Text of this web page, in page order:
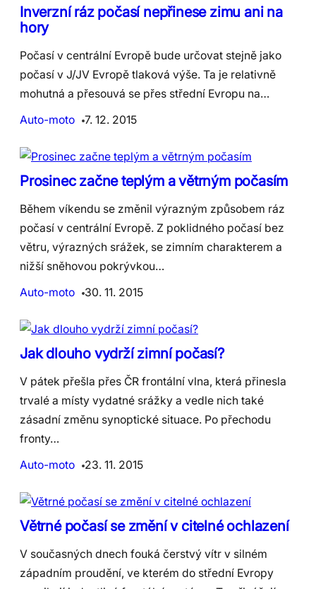
Inverzní ráz počasí nepřinese zimu ani na
hory
Počasí v centrální Evropě bude určovat stejně jako
počasí v J/JV Evropě tlaková výše. Ta je relativně
mohutná a přesouvá se přes střední Evropu na…
Auto-moto
7. 12. 2015
Prosinec začne teplým a větrným počasím
Během víkendu se změnil výrazným způsobem ráz
počasí v centrální Evropě. Z poklidného počasí bez
větru, výrazných srážek, se zimním charakterem a
nižší sněhovou pokrývkou…
Auto-moto
30. 11. 2015
Jak dlouho vydrží zimní počasí?
V pátek přešla přes ČR frontální vlna, která přinesla
trvalé a místy vydatné srážky a vedle nich také
zásadní změnu synoptické situace. Po přechodu
fronty…
Auto-moto
23. 11. 2015
Větrné počasí se změní v citelné ochlazení
V současných dnech fouká čerstvý vítr v silném
západním proudění, ve kterém do střední Evropy